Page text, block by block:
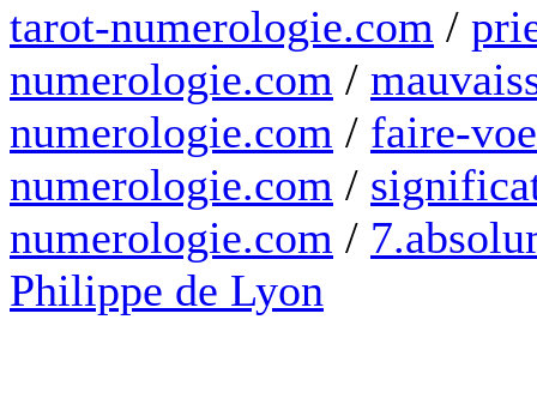
tarot-numerologie.com /
numerologie.com /
numerologie.com / faire-
numerologie.com /
numerologie.com /
Philippe de Lyon